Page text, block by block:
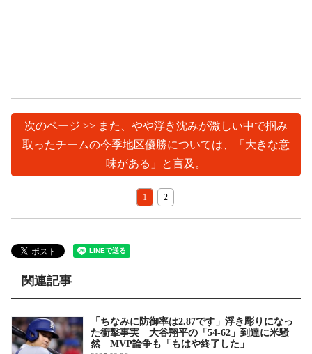
次のページ >> また、やや浮き沈みが激しい中で掴み
取ったチームの今季地区優勝については、「大きな意
味がある」と言及。
1 2
関連記事
「ちなみに防御率は2.87です」浮き彫りになっ
た衝撃事実 大谷翔平の「54-62」到達に米騒
然 MVP論争も「もはや終了した」